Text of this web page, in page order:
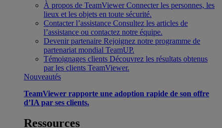
À propos de TeamViewer Connecter les personnes, les
lieux et les objets en toute sécurité.
Contacter l’assistance Consultez les articles de
l’assistance ou contactez notre équipe.
Devenir partenaire Rejoignez notre programme de
partenariat mondial TeamUP.
Témoignages clients Découvrez les résultats obtenus
par les clients TeamViewer.
Nouveautés
TeamViewer rapporte une adoption rapide de son offre
d’IA par ses clients.
Ressources